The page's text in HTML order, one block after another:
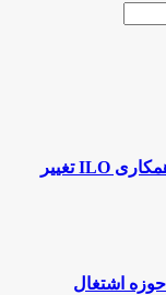
ساختار مشاوره شغلی و کاریابی در ترکیه با همکاری ILO تغییر
اشتغال